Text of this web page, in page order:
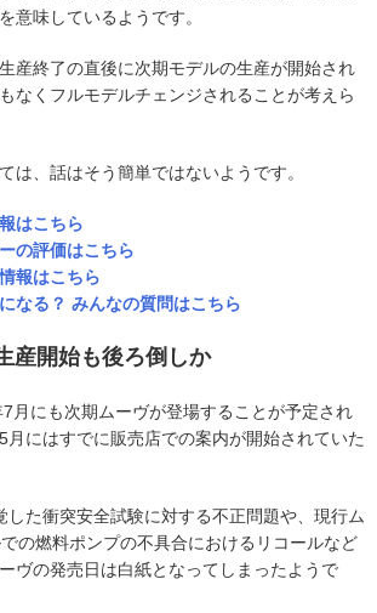
意味しているようです。
産終了の直後に次期モデルの生産が開始され
なくフルモデルチェンジされることが考えら
は、話はそう簡単ではないようです。
はこちら
の評価はこちら
報はこちら
なる？ みんなの質問はこちら
産開始も後ろ倒しか
月にも次期ムーヴが登場することが予定され
月にはすでに販売店での案内が開始されていた
した衝突安全試験に対する不正問題や、現行ム
の燃料ポンプの不具合におけるリコールなど
ヴの発売日は白紙となってしまったようで